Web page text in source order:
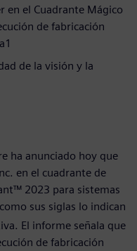
en el Cuadrante Mágico
de fabricación
de la visión y la
ha anunciado hoy que
en el cuadrante de
2023 para sistemas
sus siglas lo indican
El informe señala que
de fabricación